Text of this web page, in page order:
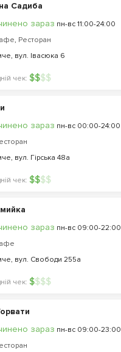
Садиба
зараз пн-вс 11:00-24:00
, Ресторан
вул. Івасюка 6
чек: $$$$
зараз пн-вс 00:00-24:00
вул. Гірська 48а
чек: $$$$
зараз пн-вс 09:00-22:00
вул. Свободи 255а
чек: $$$$
зараз пн-вс 09:00-23:00